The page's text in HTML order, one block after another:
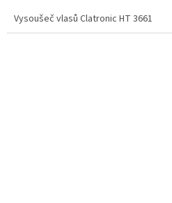
Vysoušeč vlasů Clatronic HT 3661